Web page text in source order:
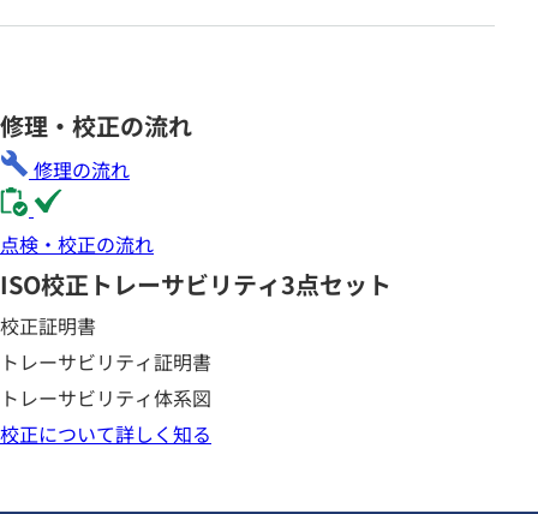
修理・校正の流れ
修理の流れ
点検・校正の流れ
ISO校正 トレーサビリティ3点セット
校正証明書
トレーサビリティ証明書
トレーサビリティ体系図
校正について詳しく知る